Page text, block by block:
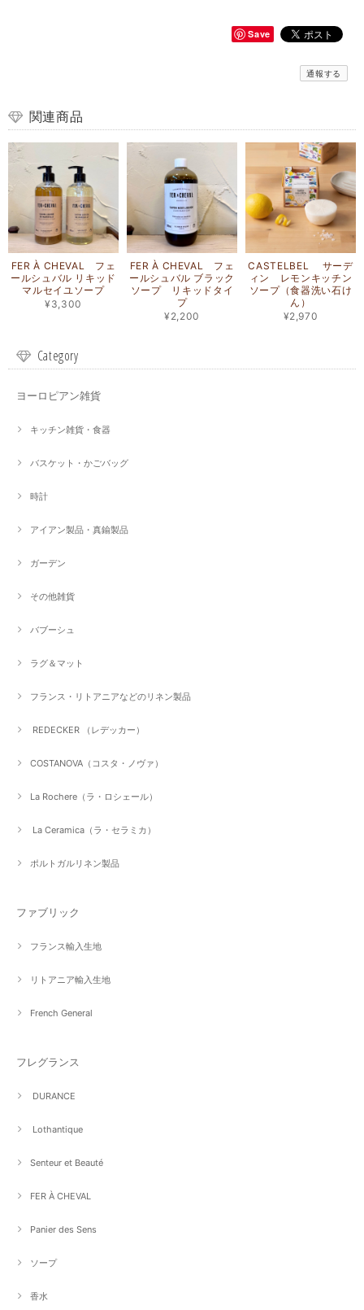
Save
通報する
関連商品
FER À CHEVAL フェ
ールシュバル リキッド
マルセイユソープ
¥3,300
FER À CHEVAL フェ
ールシュバル ブラック
ソープ リキッドタイ
プ
¥2,200
CASTELBEL サーデ
ィン レモンキッチン
ソープ（食器洗い石け
ん）
¥2,970
Category
ヨーロピアン雑貨
キッチン雑貨・食器
バスケット・かごバッグ
時計
アイアン製品・真鍮製品
ガーデン
その他雑貨
バブーシュ
ラグ＆マット
フランス・リトアニアなどのリネン製品
REDECKER （レデッカー）
COSTANOVA（コスタ・ノヴァ）
La Rochere（ラ・ロシェール）
La Ceramica（ラ・セラミカ）
ポルトガルリネン製品
ファブリック
フランス輸入生地
リトアニア輸入生地
French General
フレグランス
DURANCE
Lothantique
Senteur et Beauté
FER À CHEVAL
Panier des Sens
ソープ
香水